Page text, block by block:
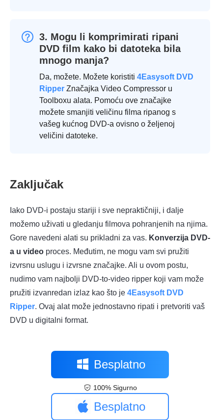
3. Mogu li komprimirati ripani
DVD film kako bi datoteka bila
mnogo manja?
Da, možete. Možete koristiti 4Easysoft DVD
Ripper Značajka Video Compressor u
Toolboxu alata. Pomoću ove značajke
možete smanjiti veličinu filma ripanog s
vašeg kućnog DVD-a ovisno o željenoj
veličini datoteke.
Zaključak
Iako DVD-i postaju stariji i sve nepraktičniji, i dalje
možemo uživati u gledanju filmova pohranjenih na njima.
Gore navedeni alati su prikladni za vas. Konverzija DVD-
a u video proces. Međutim, ne mogu vam svi pružiti
izvrsnu uslugu i izvrsne značajke. Ali u ovom postu,
nudimo vam najbolji DVD-to-video ripper koji vam može
pružiti izvanredan izlaz kao što je 4Easysoft DVD
Ripper. Ovaj alat može jednostavno ripati i pretvoriti vaš
DVD u digitalni format.
Besplatno
preuzimanje
100% Sigurno
Besplatno